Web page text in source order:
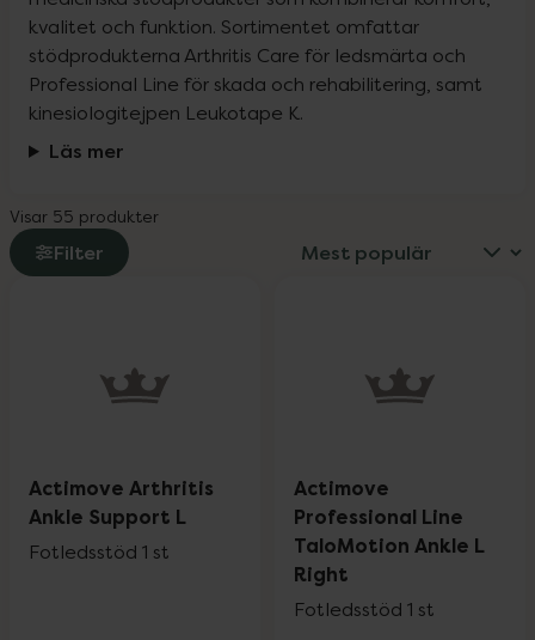
kvalitet och funktion. Sortimentet omfattar
stödprodukterna Arthritis Care för ledsmärta och
Professional Line för skada och rehabilitering, samt
kinesiologitejpen Leukotape K.
Läs mer
Visar 55 produkter
Filter
Actimove Arthritis
Ankle Support L
Fotledsstöd 1 st
Actimove
Professional Line
TaloMotion Ankle L
Right
Fotledsstöd 1 st